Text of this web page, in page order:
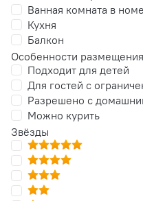
Ванная комната в
Кухня
Балкон
Особенности размещения
Подходит для детей
Для гостей с
Разрешено с
Можно курить
Звёзды